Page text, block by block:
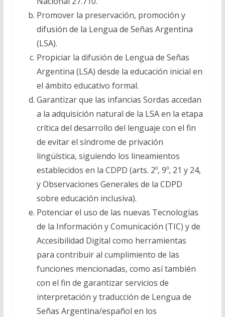
Promover la preservación, promoción y
difusión de la Lengua de Señas Argentina
(LSA).
Propiciar la difusión de Lengua de Señas
Argentina (LSA) desde la educación inicial en
el ámbito educativo formal.
Garantizar que las infancias Sordas accedan
a la adquisición natural de la LSA en la etapa
crítica del desarrollo del lenguaje con el fin
de evitar el síndrome de privación
lingüística, siguiendo los lineamientos
establecidos en la CDPD (arts. 2º, 9º, 21 y 24,
y Observaciones Generales de la CDPD
sobre educación inclusiva).
Potenciar el uso de las nuevas Tecnologías
de la Información y Comunicación (TIC) y de
Accesibilidad Digital como herramientas
para contribuir al cumplimiento de las
funciones mencionadas, como así también
con el fin de garantizar servicios de
interpretación y traducción de Lengua de
Señas Argentina/español en los